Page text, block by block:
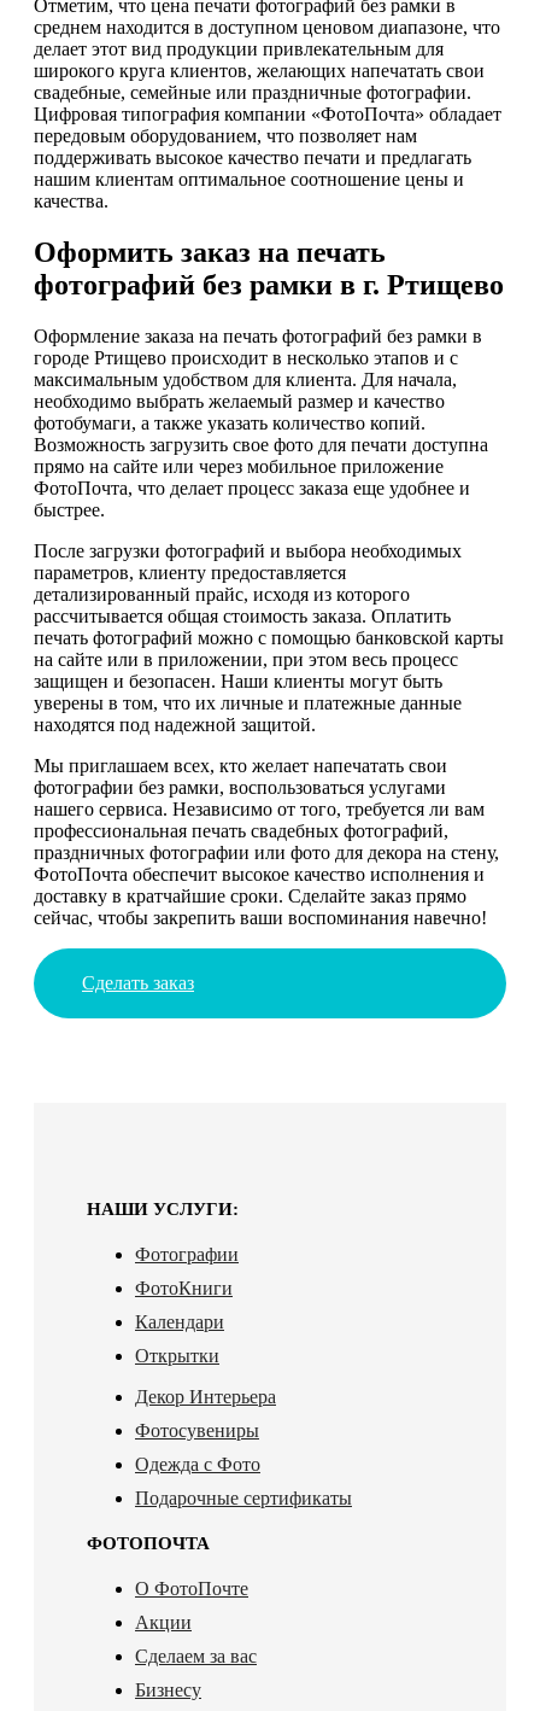
Отметим, что цена печати фотографий без рамки в
среднем находится в доступном ценовом диапазоне, что
делает этот вид продукции привлекательным для
широкого круга клиентов, желающих напечатать свои
свадебные, семейные или праздничные фотографии.
Цифровая типография компании «ФотоПочта» обладает
передовым оборудованием, что позволяет нам
поддерживать высокое качество печати и предлагать
нашим клиентам оптимальное соотношение цены и
качества.
Оформить заказ на печать
фотографий без рамки в г. Ртищево
Оформление заказа на печать фотографий без рамки в
городе Ртищево происходит в несколько этапов и с
максимальным удобством для клиента. Для начала,
необходимо выбрать желаемый размер и качество
фотобумаги, а также указать количество копий.
Возможность загрузить свое фото для печати доступна
прямо на сайте или через мобильное приложение
ФотоПочта, что делает процесс заказа еще удобнее и
быстрее.
После загрузки фотографий и выбора необходимых
параметров, клиенту предоставляется
детализированный прайс, исходя из которого
рассчитывается общая стоимость заказа. Оплатить
печать фотографий можно с помощью банковской карты
на сайте или в приложении, при этом весь процесс
защищен и безопасен. Наши клиенты могут быть
уверены в том, что их личные и платежные данные
находятся под надежной защитой.
Мы приглашаем всех, кто желает напечатать свои
фотографии без рамки, воспользоваться услугами
нашего сервиса. Независимо от того, требуется ли вам
профессиональная печать свадебных фотографий,
праздничных фотографии или фото для декора на стену,
ФотоПочта обеспечит высокое качество исполнения и
доставку в кратчайшие сроки. Сделайте заказ прямо
сейчас, чтобы закрепить ваши воспоминания навечно!
Сделать заказ
НАШИ УСЛУГИ:
Фотографии
ФотоКниги
Календари
Открытки
Декор Интерьера
Фотосувениры
Одежда с Фото
Подарочные сертификаты
ФОТОПОЧТА
О ФотоПочте
Акции
Сделаем за вас
Бизнесу